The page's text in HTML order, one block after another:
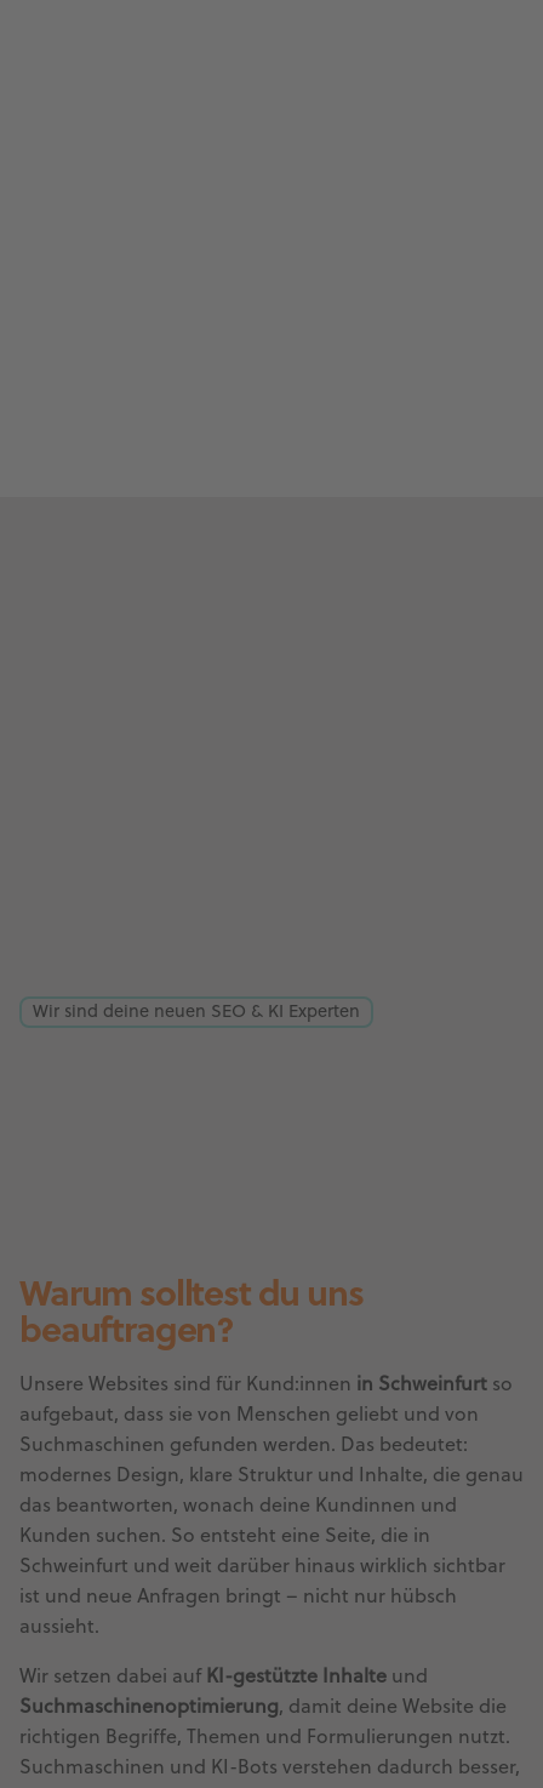
Wir sind deine neuen SEO & KI Experten
Warum solltest du uns
beauftragen?
Unsere Websites sind für Kund:innen in Schweinfurt so
aufgebaut, dass sie von Menschen geliebt und von
Suchmaschinen gefunden werden. Das bedeutet:
modernes Design, klare Struktur und Inhalte, die genau
das beantworten, wonach deine Kundinnen und
Kunden suchen. So entsteht eine Seite, die in
Schweinfurt und weit darüber hinaus wirklich sichtbar
ist und neue Anfragen bringt – nicht nur hübsch
aussieht.
Wir setzen dabei auf KI-gestützte Inhalte und
Suchmaschinenoptimierung, damit deine Website die
richtigen Begriffe, Themen und Formulierungen nutzt.
Suchmaschinen und KI-Bots verstehen dadurch besser,